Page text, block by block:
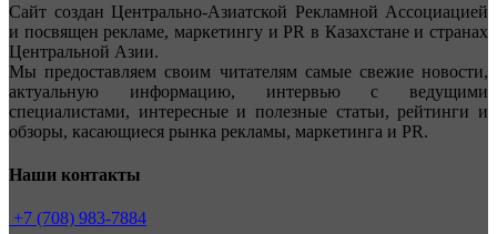
Сайт создан Центрально-Азиатской Рекламной Ассоциацией
и посвящен рекламе, маркетингу и PR в Казахстане и странах
Центральной Азии.
Мы предоставляем своим читателям самые свежие новости,
актуальную информацию, интервью с ведущими
специалистами, интересные и полезные статьи, рейтинги и
обзоры, касающиеся рынка рекламы, маркетинга и PR.
Наши контакты
+7 (708) 983-7884